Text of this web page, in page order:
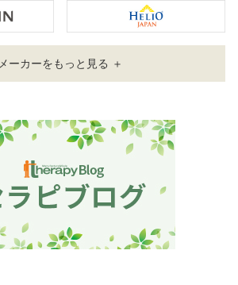
メーカーをもっと見る ＋